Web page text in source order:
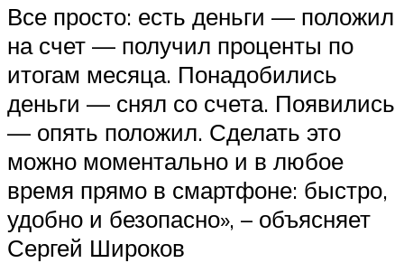
Все просто: есть деньги — положил
на счет — получил проценты по
итогам месяца. Понадобились
деньги — снял со счета. Появились
— опять положил. Сделать это
можно моментально и в любое
время прямо в смартфоне: быстро,
удобно и безопасно», – объясняет
Сергей Широков